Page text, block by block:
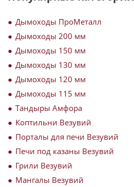
Дымоходы ПроМеталл
Дымоходы 200 мм
Дымоходы 150 мм
Дымоходы 130 мм
Дымоходы 120 мм
Дымоходы 115 мм
Тандыры Амфора
Коптильни Везувий
Порталы для печи Везувий
Печи под казаны Везувий
Грили Везувий
Мангалы Везувий